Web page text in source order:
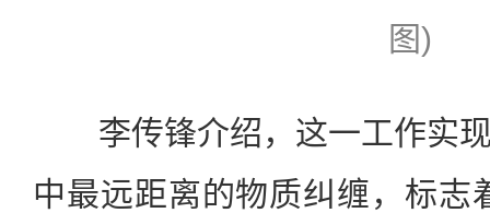
图)
李传锋介绍，这一工作实现
中最远距离的物质纠缠，标志